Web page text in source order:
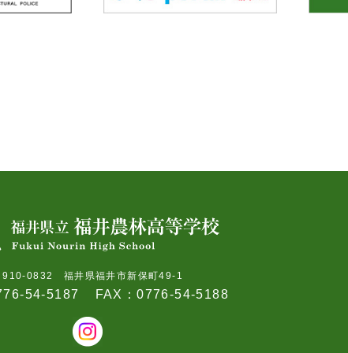
910-0832 福井県福井市新保町49-1
54-5187 FAX：0776-54-5188